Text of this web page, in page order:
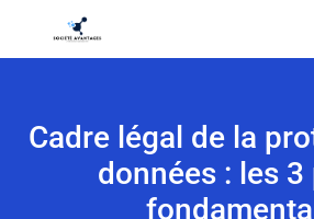
Cadre légal de la
données : les